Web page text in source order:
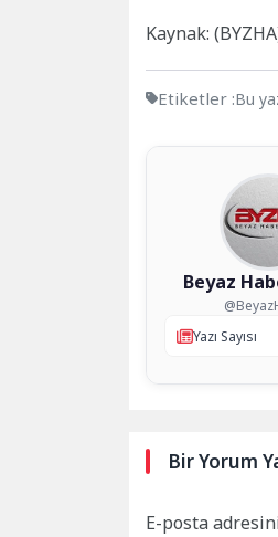
Kaynak:
Etiketler :Bu
Beyaz
Yazı Sayısı
Bir Yorum
E-posta